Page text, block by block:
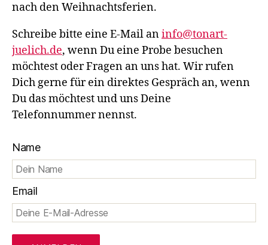
nach den Weihnachtsferien.
Schreibe bitte eine E-Mail aninfo@tonart-
juelich.de, wenn Du eine Probe besuchen
möchtest oder Fragen an uns hat. Wir rufen
Dich gerne für ein direktes Gespräch an, wenn
Du das möchtest und uns Deine
Telefonnummer nennst.
Name
Email